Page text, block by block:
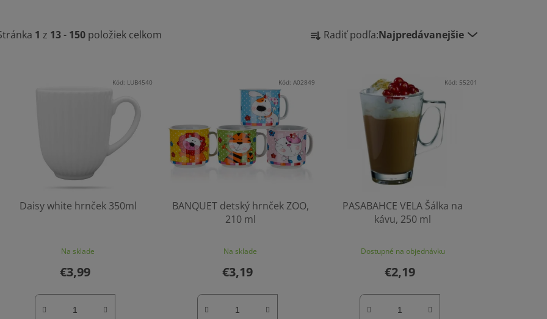
1 z 13- 150 položiek celkom
R
a
n
p
r
Radiť podľa:Najpredávanejšie
Daisy white hrnček 350ml
Na sklade
€3,99
Kód: LUB4540
BANQUET detský hrnček ZOO,
210 ml
Na sklade
€3,19
Kód: A02849
PASABAHCE VELA Šálka na
kávu, 250 ml
Dostupné na objednávku
€2,19
Kód: 55201